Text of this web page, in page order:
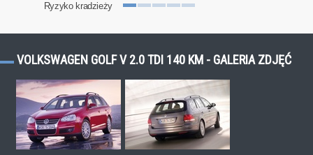
Ryzyko kradzieży
VOLKSWAGEN GOLF V 2.0 TDI 140 KM - GALERIA ZDJĘĆ